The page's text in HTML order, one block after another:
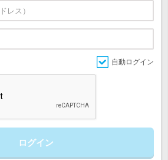
自動ログイン
ログイン